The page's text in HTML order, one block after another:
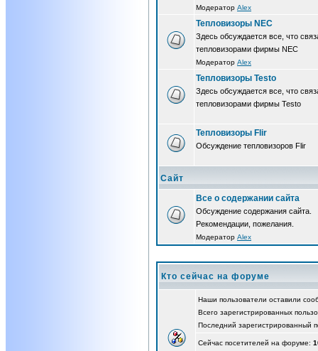
Модератор Alex
Тепловизоры NEC
Здесь обсуждается все, что
тепловизорами фирмы NEC
Модератор Alex
Тепловизоры Testo
Здесь обсуждается все, что
тепловизорами фирмы Testo
Тепловизоры Flir
Обсуждение тепловизоров Flir
Сайт
Все о содержании сайта
Обсуждение содержания сайта.
Рекомендации, пожелания.
Модератор Alex
Кто сейчас на форуме
Наши пользователи оставили
Всего зарегистрированных
Последний зарегистрированный
Сейчас посетителей на форуме: